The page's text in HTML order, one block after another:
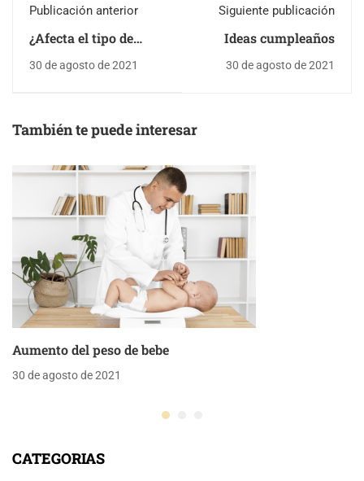
Publicación anterior
¿Afecta el tipo de
30 de agosto de 2021
Siguiente publicación
Ideas cumpleaños
30 de agosto de 2021
También te puede interesar
Aumento del peso de bebe
30 de agosto de 2021
CATEGORIAS